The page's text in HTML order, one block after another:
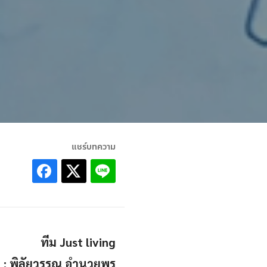
แชร์บทความ
ทีม Just living
: พิลัยวรรณ อำนวยพร